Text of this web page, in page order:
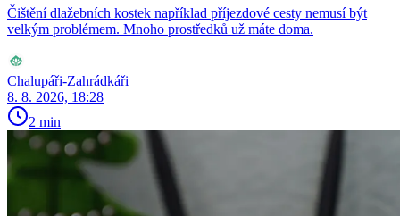
Čištění dlažebních kostek například příjezdové cesty nemusí být
velkým problémem. Mnoho prostředků už máte doma.
Chalupáři-Zahrádkáři
8. 8. 2026, 18:28
2 min